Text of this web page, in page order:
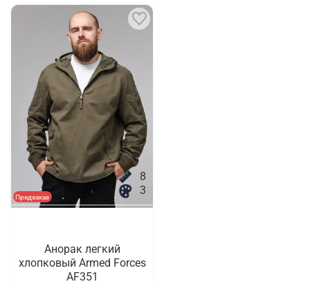
Предзаказ
8
3
Анорак легкий
хлопковый Armed Forces
AF351